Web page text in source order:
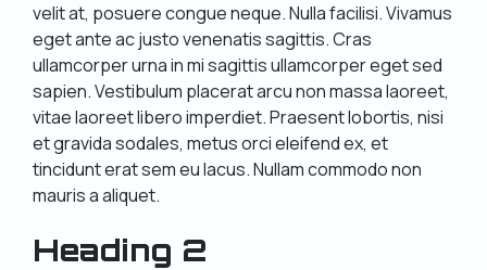
velit at, posuere congue neque. Nulla facilisi. Vivamus
eget ante ac justo venenatis sagittis. Cras
ullamcorper urna in mi sagittis ullamcorper eget sed
sapien. Vestibulum placerat arcu non massa laoreet,
vitae laoreet libero imperdiet. Praesent lobortis, nisi
et gravida sodales, metus orci eleifend ex, et
tincidunt erat sem eu lacus. Nullam commodo non
mauris a aliquet.
Heading 2